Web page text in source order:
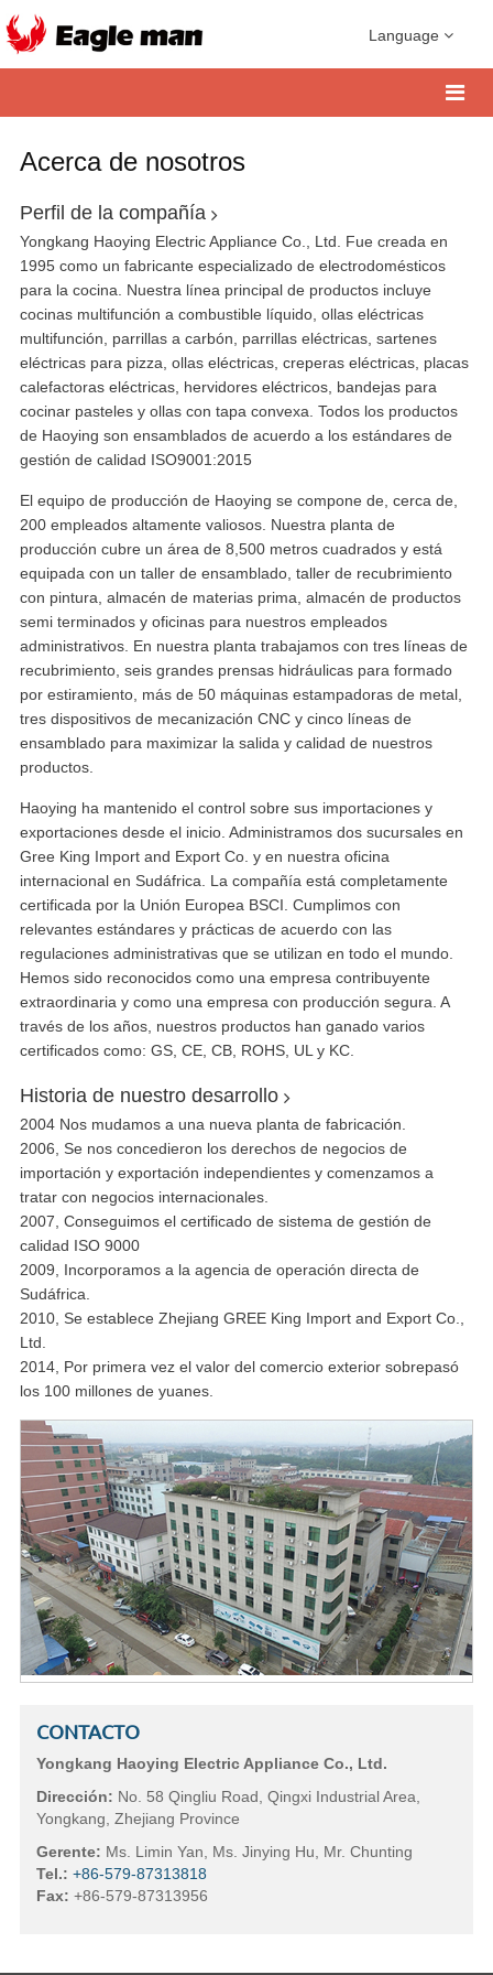
Language
Acerca de nosotros
Perfil de la compañía
Yongkang Haoying Electric Appliance Co., Ltd. Fue creada en
1995 como un fabricante especializado de electrodomésticos
para la cocina. Nuestra línea principal de productos incluye
cocinas multifunción a combustible líquido, ollas eléctricas
multifunción, parrillas a carbón, parrillas eléctricas, sartenes
eléctricas para pizza, ollas eléctricas, creperas eléctricas, placas
calefactoras eléctricas, hervidores eléctricos, bandejas para
cocinar pasteles y ollas con tapa convexa. Todos los productos
de Haoying son ensamblados de acuerdo a los estándares de
gestión de calidad ISO9001:2015
El equipo de producción de Haoying se compone de, cerca de,
200 empleados altamente valiosos. Nuestra planta de
producción cubre un área de 8,500 metros cuadrados y está
equipada con un taller de ensamblado, taller de recubrimiento
con pintura, almacén de materias prima, almacén de productos
semi terminados y oficinas para nuestros empleados
administrativos. En nuestra planta trabajamos con tres líneas de
recubrimiento, seis grandes prensas hidráulicas para formado
por estiramiento, más de 50 máquinas estampadoras de metal,
tres dispositivos de mecanización CNC y cinco líneas de
ensamblado para maximizar la salida y calidad de nuestros
productos.
Haoying ha mantenido el control sobre sus importaciones y
exportaciones desde el inicio. Administramos dos sucursales en
Gree King Import and Export Co. y en nuestra oficina
internacional en Sudáfrica. La compañía está completamente
certificada por la Unión Europea BSCI. Cumplimos con
relevantes estándares y prácticas de acuerdo con las
regulaciones administrativas que se utilizan en todo el mundo.
Hemos sido reconocidos como una empresa contribuyente
extraordinaria y como una empresa con producción segura. A
través de los años, nuestros productos han ganado varios
certificados como: GS, CE, CB, ROHS, UL y KC.
Historia de nuestro desarrollo
2004 Nos mudamos a una nueva planta de fabricación.
2006, Se nos concedieron los derechos de negocios de
importación y exportación independientes y comenzamos a
tratar con negocios internacionales.
2007, Conseguimos el certificado de sistema de gestión de
calidad ISO 9000
2009, Incorporamos a la agencia de operación directa de
Sudáfrica.
2010, Se establece Zhejiang GREE King Import and Export Co.,
Ltd.
2014, Por primera vez el valor del comercio exterior sobrepasó
los 100 millones de yuanes.
CONTACTO
Yongkang Haoying Electric Appliance Co., Ltd.
Dirección: No. 58 Qingliu Road, Qingxi Industrial Area,
Yongkang, Zhejiang Province
Gerente: Ms. Limin Yan, Ms. Jinying Hu, Mr. Chunting
Tel.: +86-579-87313818
Fax: +86-579-87313956